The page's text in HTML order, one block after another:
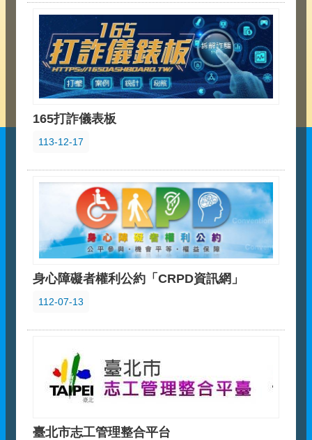
165打詐儀表板
113-12-17
身心障礙者權利公約「CRPD資訊網」
112-07-13
臺北市志工管理整合平台